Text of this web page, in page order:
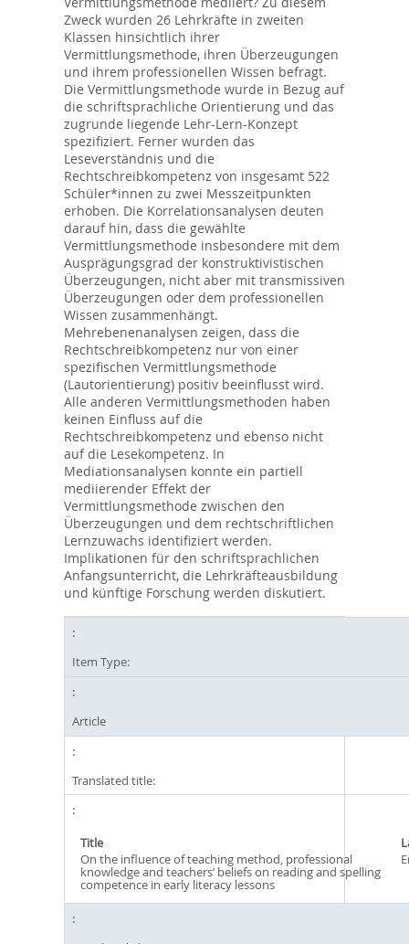
Zweck wurden 26 Lehrkräfte in zweiten
Klassen hinsichtlich ihrer
Vermittlungsmethode, ihren Überzeugungen
und ihrem professionellen Wissen befragt.
Die Vermittlungsmethode wurde in Bezug auf
die schriftsprachliche Orientierung und das
zugrunde liegende Lehr-Lern-Konzept
spezifiziert. Ferner wurden das
Leseverständnis und die
Rechtschreibkompetenz von insgesamt 522
Schüler*innen zu zwei Messzeitpunkten
erhoben. Die Korrelationsanalysen deuten
darauf hin, dass die gewählte
Vermittlungsmethode insbesondere mit dem
Ausprägungsgrad der konstruktivistischen
Überzeugungen, nicht aber mit transmissiven
Überzeugungen oder dem professionellen
Wissen zusammenhängt.
Mehrebenenanalysen zeigen, dass die
Rechtschreibkompetenz nur von einer
spezifischen Vermittlungsmethode
(Lautorientierung) positiv beeinflusst wird.
Alle anderen Vermittlungsmethoden haben
keinen Einfluss auf die
Rechtschreibkompetenz und ebenso nicht
auf die Lesekompetenz. In
Mediationsanalysen konnte ein partiell
mediierender Effekt der
Vermittlungsmethode zwischen den
Überzeugungen und dem rechtschriftlichen
Lernzuwachs identifiziert werden.
Implikationen für den schriftsprachlichen
Anfangsunterricht, die Lehrkräfteausbildung
und künftige Forschung werden diskutiert.
Item Type:
Article
Translated title:
Title
On the influence of teaching method, professional
knowledge and teachers’ beliefs on reading and spelling
competence in early literacy lessons